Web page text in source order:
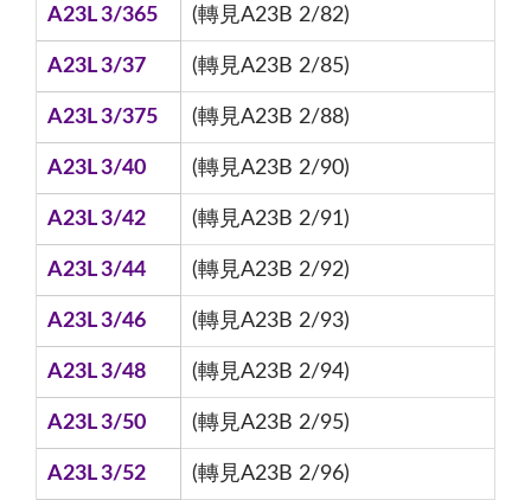
A23L 3/365 (轉見A23B 2/82)
A23L 3/37 (轉見A23B 2/85)
A23L 3/375 (轉見A23B 2/88)
A23L 3/40 (轉見A23B 2/90)
A23L 3/42 (轉見A23B 2/91)
A23L 3/44 (轉見A23B 2/92)
A23L 3/46 (轉見A23B 2/93)
A23L 3/48 (轉見A23B 2/94)
A23L 3/50 (轉見A23B 2/95)
A23L 3/52 (轉見A23B 2/96)